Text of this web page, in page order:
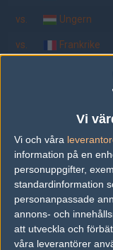
Vi
Vi och våra
information på en
personuppgifter,
standardinformation
personanpassade
annons- och
att utveckla och
våra leverantörer
vs. Ungern
vs. Frankrike
Tipset
Du måste vara
match. Har du inget
39%